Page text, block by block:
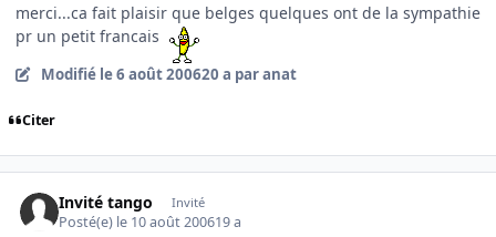
merci...ca fait plaisir que belges quelques ont de la sympathie
pr un petit francais
Modifié le 6 août 200620 a par anat
Citer
Invité tango Invité
Posté(e) le 10 août 200619 a